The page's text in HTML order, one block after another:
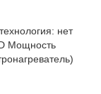
нет
Мощность